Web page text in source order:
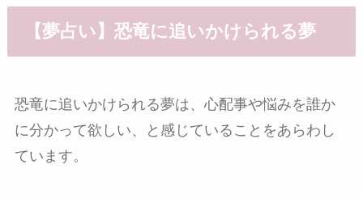
【夢占い】恐竜に追いかけられる夢
恐竜に追いかけられる夢は、心配事や悩みを誰か
に分かって欲しい、と感じていることをあらわし
ています。